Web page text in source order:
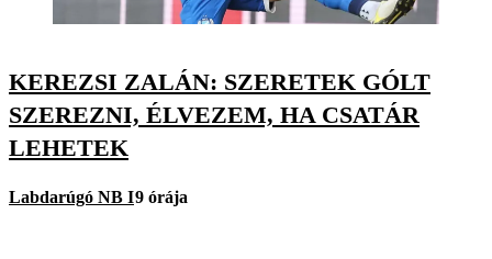
KEREZSI ZALÁN: SZERETEK GÓLT
SZEREZNI, ÉLVEZEM, HA CSATÁR
LEHETEK
Labdarúgó NB I9 órája